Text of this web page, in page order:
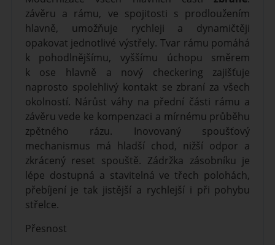
závěru a rámu, ve spojitosti s prodloužením
hlavně, umožňuje rychleji a dynamičtěji
opakovat jednotlivé výstřely. Tvar rámu pomáhá
k pohodlnějšímu, vyššímu úchopu směrem
k ose hlavně a nový checkering zajišťuje
naprosto spolehlivý kontakt se zbraní za všech
okolností. Nárůst váhy na přední části rámu a
závěru vede ke kompenzaci a mírnému průběhu
zpětného rázu. Inovovaný spoušťový
mechanismus má hladší chod, nižší odpor a
zkrácený reset spouště. Zádržka zásobníku je
lépe dostupná a stavitelná ve třech polohách,
přebíjení je tak jistější a rychlejší i při pohybu
střelce.
Přesnost